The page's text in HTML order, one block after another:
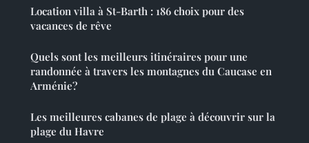
Location villa à St-Barth : 186 choix pour des
vacances de rêve
Quels sont les meilleurs itinéraires pour une
randonnée à travers les montagnes du Caucase en
Arménie?
Les meilleures cabanes de plage à découvrir sur la
plage du Havre